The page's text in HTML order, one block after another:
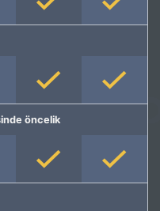
öncelik